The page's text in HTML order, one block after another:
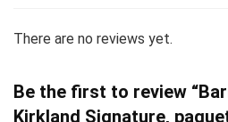
There are no reviews yet.
Be the first to review
Kirkland Signature,